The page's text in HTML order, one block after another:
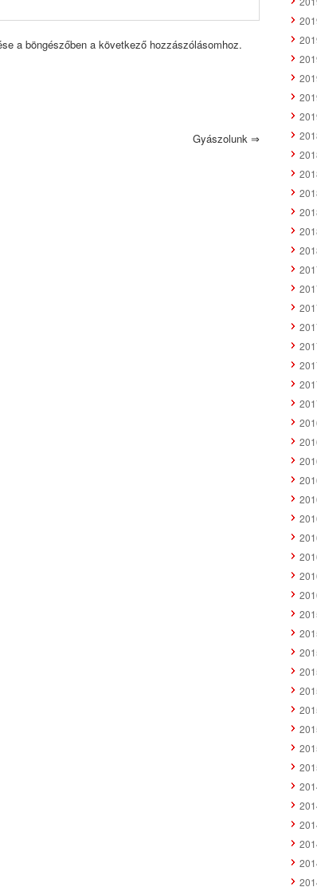
a böngészőben a következő hozzászólásomhoz.
Gyászolunk ⇒